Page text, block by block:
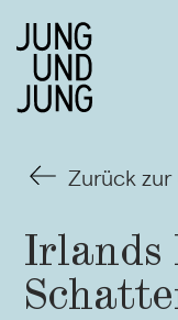
Zurück
Irlands